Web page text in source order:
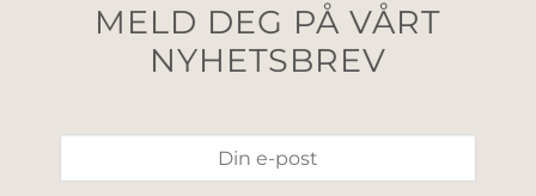
MELD DEG PÅ VÅRT
NYHETSBREV